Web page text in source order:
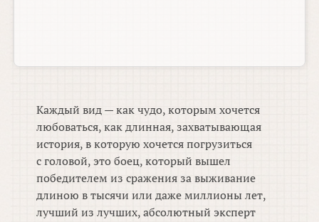
Каждый вид — как чудо, которым хочется
любоваться, как длинная, захватывающая
история, в которую хочется погрузиться
с головой, это боец, который вышел
победителем из сражения за выживание
длиною в тысячи или даже миллионы лет,
лучший из лучших, абсолютный эксперт